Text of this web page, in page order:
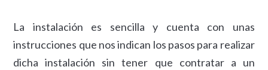
La instalación es sencilla y cuenta con unas
instrucciones que nos indican los pasos para realizar
dicha instalación sin tener que contratar a un